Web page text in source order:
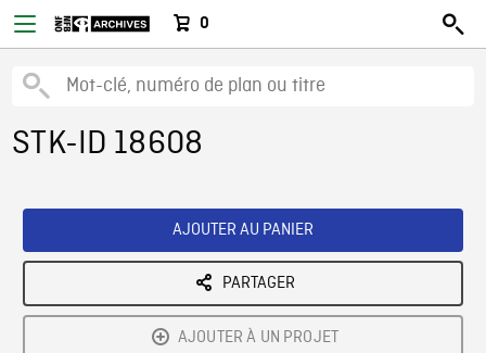
0
STK-ID 18608
AJOUTER AU PANIER
PARTAGER
AJOUTER À UN PROJET